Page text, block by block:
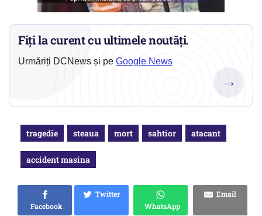
Fiți la curent cu ultimele noutăți.
Urmăriți DCNews și pe Google News
→
tragedie steaua mort sahtior atacant
accident masina
Facebook
Twitter
WhatsApp
Email